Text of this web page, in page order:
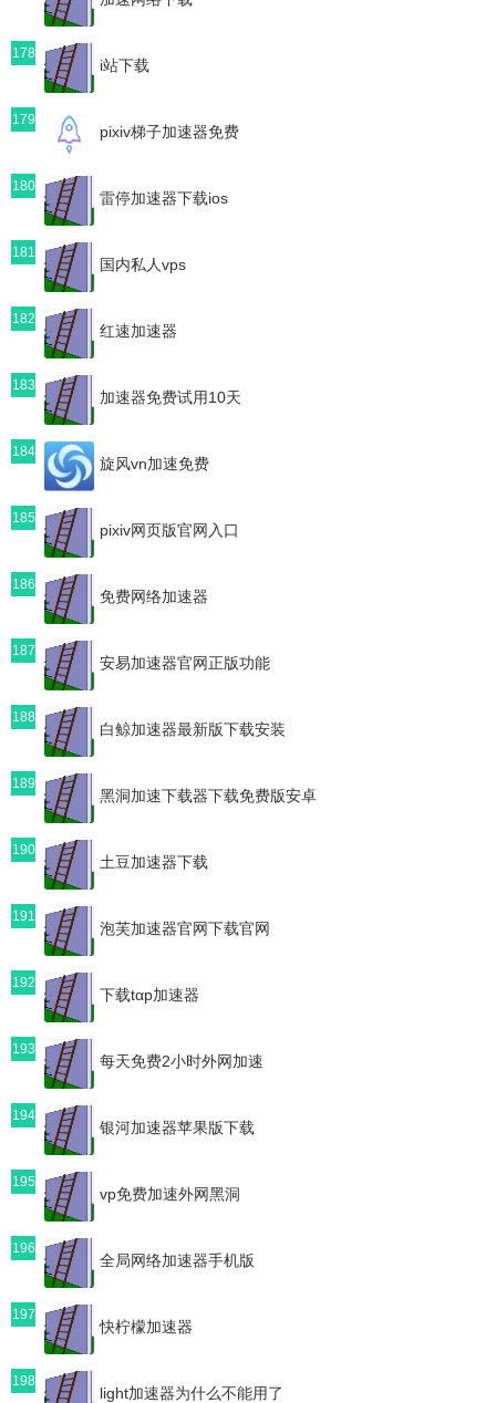
178
i站下载
179
pixiv梯子加速器免费
180
雷停加速器下载ios
181
国内私人vps
182
红速加速器
183
加速器免费试用10天
184
旋风vn加速免费
185
pixiv网页版官网入口
186
免费网络加速器
187
安易加速器官网正版功能
188
白鲸加速器最新版下载安装
189
黑洞加速下载器下载免费版安卓
190
土豆加速器下载
191
泡芙加速器官网下载官网
192
下载tαp加速器
193
每天免费2小时外网加速
194
银河加速器苹果版下载
195
vp免费加速外网黑洞
196
全局网络加速器手机版
197
快柠檬加速器
198
light加速器为什么不能用了